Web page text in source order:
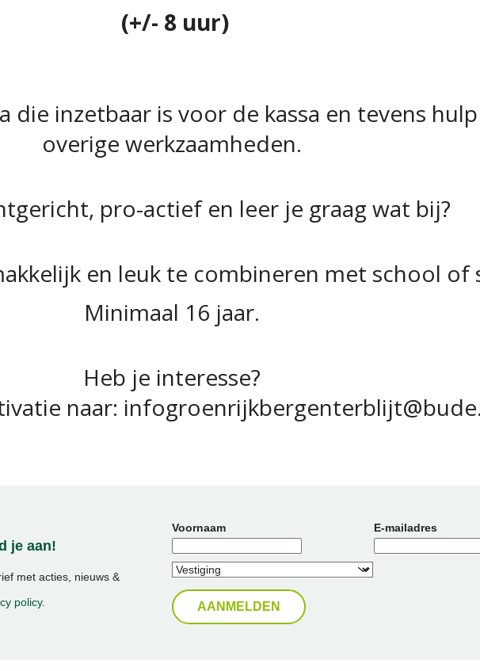
(+/- 8 uur)
die inzetbaar is voor de kassa en tevens
overige werkzaamheden.
pro-actief en leer je graag wat bij?
en leuk te combineren met school of
Minimaal 16 jaar.
Heb je interesse?
naar:
je aan!
met acties, nieuws &
policy.
Voornaam E-mailadres